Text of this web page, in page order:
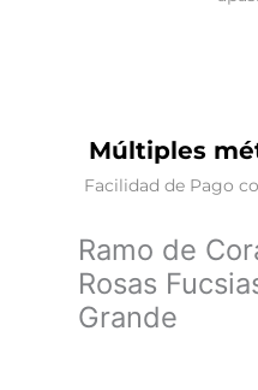
Múltiples
Facilidad de Pago
Ramo de
Rosas
Grande